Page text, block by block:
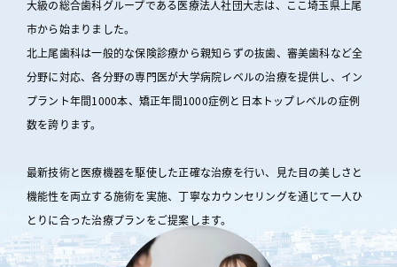
大級の総合歯科グループである医療法人社団大志は、ここ埼玉県上尾
市から始まりました。
北上尾歯科は一般的な保険診療から親知らずの抜歯、審美歯科など全
分野に対応、各分野の専門医が大学病院レベルの治療を提供し、イン
プラント年間1000本、矯正年間1000症例と日本トップレベルの症例
数を誇ります。
最新技術と医療機器を駆使した正確な治療を行い、見た目の美しさと
機能性を両立する施術を実施、丁寧なカウンセリングを通じて一人ひ
とりに合った治療プランをご提案します。